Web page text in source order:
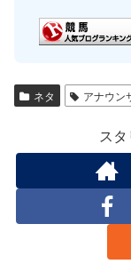
ネタ アナウン
ス